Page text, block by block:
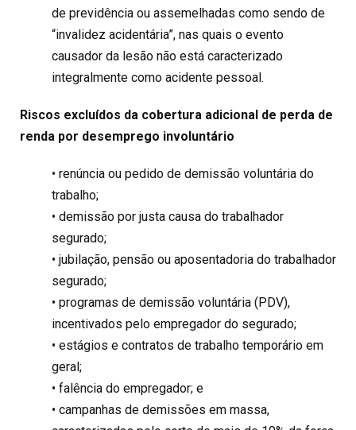
de previdência ou assemelhadas como sendo de
“invalidez acidentária”, nas quais o evento
causador da lesão não está caracterizado
integralmente como acidente pessoal.
Riscos excluídos da cobertura adicional de perda de
renda por desemprego involuntário
• renúncia ou pedido de demissão voluntária do
trabalho;
• demissão por justa causa do trabalhador
segurado;
• jubilação, pensão ou aposentadoria do trabalhador
segurado;
• programas de demissão voluntária (PDV),
incentivados pelo empregador do segurado;
• estágios e contratos de trabalho temporário em
geral;
• falência do empregador; e
• campanhas de demissões em massa,